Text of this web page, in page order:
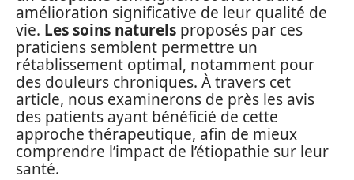
amélioration significative de leur qualité de
vie. Les soins naturels proposés par ces
praticiens semblent permettre un
rétablissement optimal, notamment pour
des douleurs chroniques. À travers cet
article, nous examinerons de près les avis
des patients ayant bénéficié de cette
approche thérapeutique, afin de mieux
comprendre l’impact de l’étiopathie sur leur
santé.